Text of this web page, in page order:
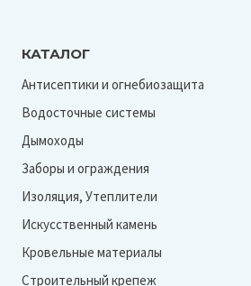
мм)
КАТАЛОГ
Антисептики и огнебиозащита
Водосточные системы
Дымоходы
Заборы и ограждения
Изоляция, Утеплители
Искусственный камень
Кровельные материалы
Строительный крепеж